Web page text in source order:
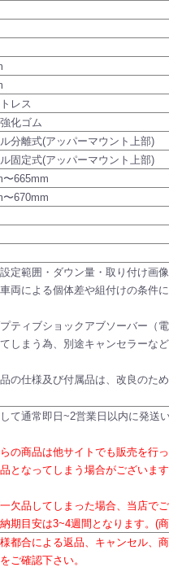
レス
化ゴム
分離式(アッパーマウント上部)
固定式(アッパーマウント上部)
〜665mm
〜670mm
定範囲・ダウン量・取り付け画
両による個体差や組付けの条件
ティブショックアブソーバー（
しまう為、別途キャンセラーな
の仕様及び付属品は、改良のた
て通常即日~2営業日以内に発送い
の商品は他サイトでも販売を行
となってしまう場合がございます
欠品してしまった場合、当店で
期目安は3~4週間となります。(
様都合による返品、キャンセル、
ご確認下さい。